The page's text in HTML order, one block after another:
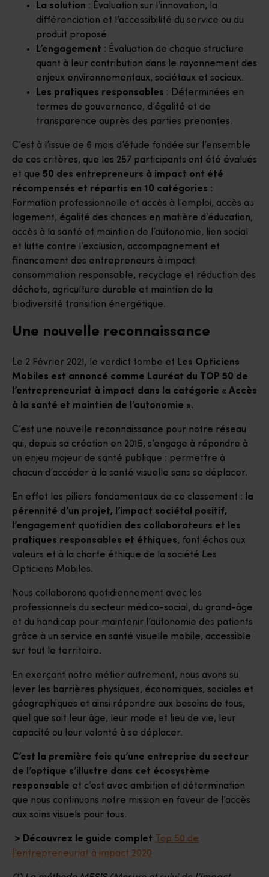
La solution : Évaluation sur l’innovation, la
différenciation et l’accessibilité du service ou du
produit proposé
L’engagement : Évaluation de chaque structure
quant à leur contribution dans le rayonnement des
enjeux environnementaux, sociétaux et sociaux.
Les pratiques responsables : Déterminées en
termes de gouvernance, d’égalité et de
transparence auprès des parties prenantes.
C’est à l’issue de 6 mois d’étude fondée sur l’ensemble
de ces critères, que les 257 participants ont été évalués
et que 50 des entrepreneurs à impact ont été
récompensés et répartis en 10 catégories :
Formation professionnelle et accès à l’emploi, accès au
logement, égalité des chances en matière d’éducation,
accès à la santé et maintien de l’autonomie, lien social
et lutte contre l’exclusion, accompagnement et
financement des entrepreneurs à impact
consommation responsable, recyclage et réduction des
déchets, agriculture durable et maintien de la
biodiversité transition énergétique.
Une nouvelle reconnaissance
Le 2 Février 2021, le verdict tombe et Les Opticiens
Mobiles est annoncé comme Lauréat du TOP 50 de
l’entrepreneuriat à impact dans la catégorie « Accès
à la santé et maintien de l’autonomie ».
C’est une nouvelle reconnaissance pour notre réseau
qui, depuis sa création en 2015, s’engage à répondre à
un enjeu majeur de santé publique : permettre à
chacun d’accéder à la santé visuelle sans se déplacer.
En effet les piliers fondamentaux de ce classement :
la
pérennité d’un projet, l’impact sociétal positif,
l’engagement quotidien des collaborateurs et les
pratiques responsables et éthiques, font échos aux
valeurs et à la charte éthique de la société Les
Opticiens Mobiles.
Nous collaborons quotidiennement avec les
professionnels du secteur médico-social, du grand-âge
et du handicap pour maintenir l’autonomie des patients
grâce à un service en santé visuelle mobile, accessible
sur tout le territoire.
En exerçant notre métier autrement, nous avons su
lever les barrières physiques, économiques, sociales et
géographiques et ainsi répondre aux besoins de tous,
quel que soit leur âge, leur mode et lieu de vie, leur
capacité ou leur volonté à se déplacer.
C’est la première fois qu’une entreprise du secteur
de l’optique s’illustre dans cet écosystème
responsable et c’est avec ambition et détermination
que nous continuons notre mission en faveur de l’accès
aux soins visuels pour tous.
> Découvrez le guide complet Top 50 de
l’entrepreneuriat à impact 2020